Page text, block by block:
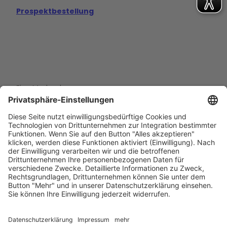
Prospektbestellung
Eine Marke der
Wolfsburg Wirtschaft und Marketing GmbH
Porschestraße 26
38440 Wolfsburg
+49 5361 89994-0
info@wmg-wolfsburg.de
Datenschutz